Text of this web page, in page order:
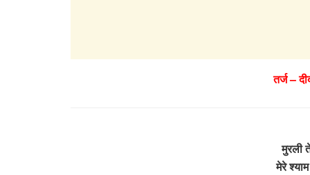
तर्ज –
मुरली
मेरे